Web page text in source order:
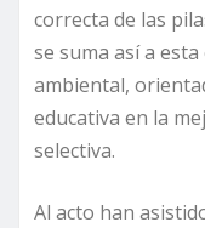
correcta de las
se suma así a
ambiental,
educativa en la
selectiva.
Al acto han